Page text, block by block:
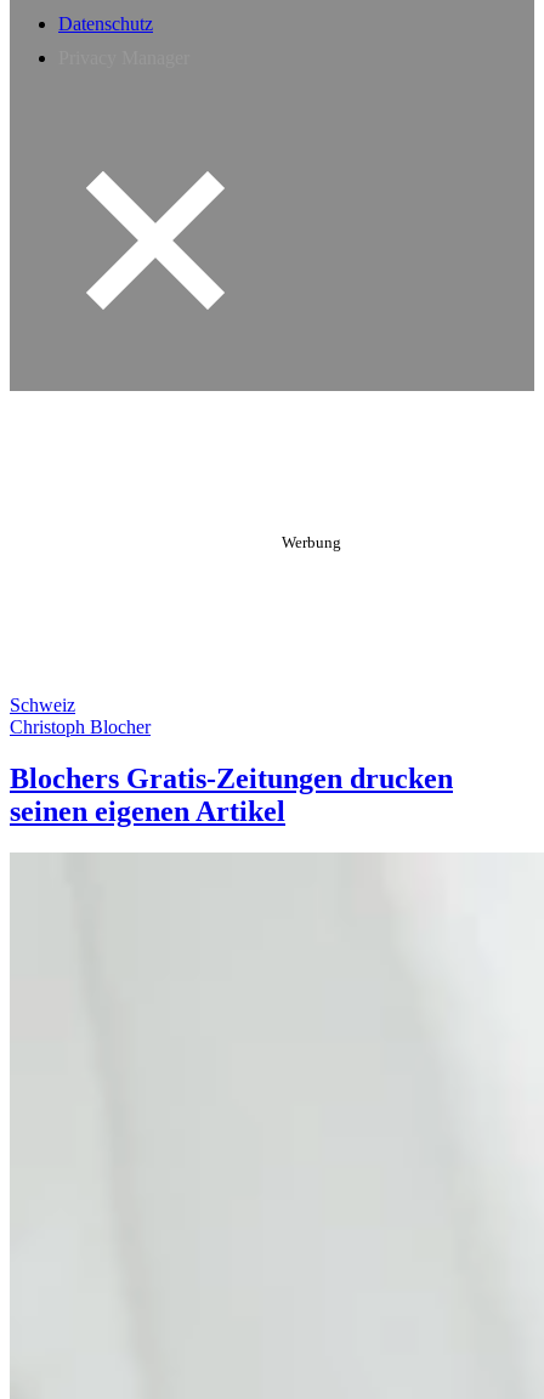
Datenschutz
Schweiz
Christoph Blocher
Blochers Gratis-Zeitungen drucken
seinen eigenen Artikel